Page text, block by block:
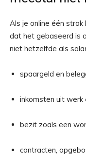
Als je online één
dat het gebaseerd is
niet hetzelfde als
spaargeld en
inkomsten uit werk
bezit zoals een
contracten,